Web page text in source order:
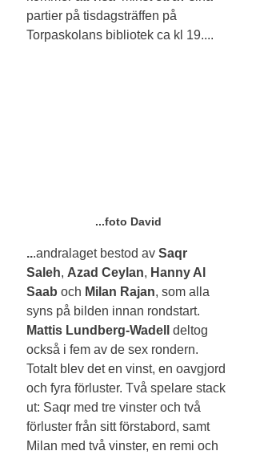
partier på tisdagsträffen på
Torpaskolans bibliotek ca kl 19....
...foto David
...andralaget bestod av Saqr
Saleh, Azad Ceylan, Hanny Al
Saab och Milan Rajan, som alla
syns på bilden innan rondstart.
Mattis Lundberg-Wadell
deltog
också i fem av de sex rondern.
Totalt blev det en vinst, en oavgjord
och fyra förluster. Två spelare stack
ut: Saqr med tre vinster och två
förluster från sitt förstabord, samt
Milan med två vinster, en remi och